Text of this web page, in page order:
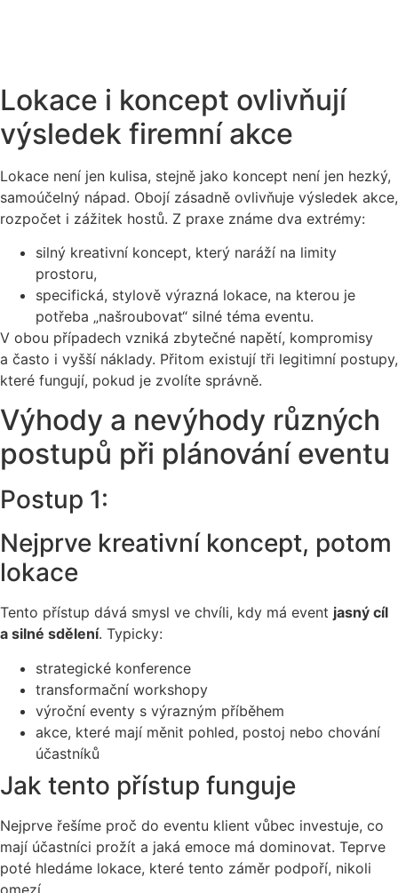
Lokace i koncept ovlivňují
výsledek firemní akce
Lokace není jen kulisa, stejně jako koncept není jen hezký,
samoúčelný nápad. Obojí zásadně ovlivňuje výsledek akce,
rozpočet i zážitek hostů. Z praxe známe dva extrémy:
silný kreativní koncept, který naráží na limity
prostoru,
specifická, stylově výrazná lokace, na kterou je
potřeba „našroubovat“ silné téma eventu.
V obou případech vzniká zbytečné napětí, kompromisy
a často i vyšší náklady. Přitom existují tři legitimní postupy,
které fungují, pokud je zvolíte správně.
Výhody a nevýhody různých
postupů při plánování eventu
Postup 1:
Nejprve kreativní koncept, potom
lokace
Tento přístup dává smysl ve chvíli, kdy má event jasný cíl
a silné sdělení. Typicky:
strategické konference
transformační workshopy
výroční eventy s výrazným příběhem
akce, které mají měnit pohled, postoj nebo chování
účastníků
Jak tento přístup funguje
Nejprve řešíme proč do eventu klient vůbec investuje, co
mají účastníci prožít a jaká emoce má dominovat. Teprve
poté hledáme lokace, které tento záměr podpoří, nikoli
omezí.